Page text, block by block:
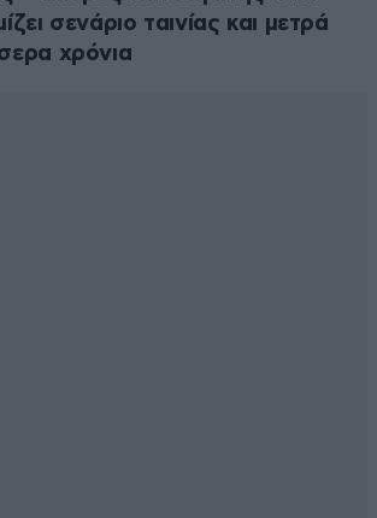
σενάριο ταινίας και μετρά
χρόνια